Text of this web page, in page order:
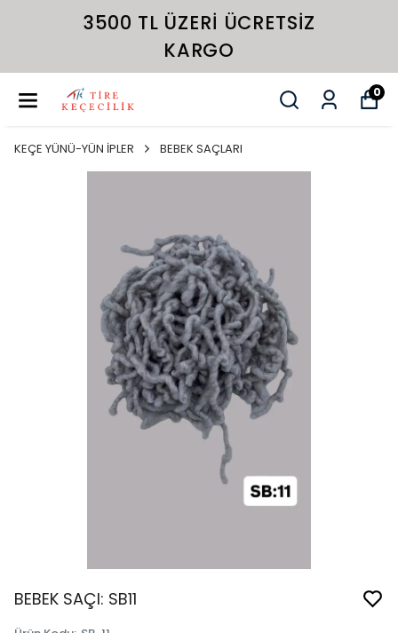
3500 TL ÜZERI ÜCRETSIZ
KARGO
0
KEÇE YÜNÜ-YÜN İPLER BEBEK SAÇLARI
BEBEK SAÇI: SB11